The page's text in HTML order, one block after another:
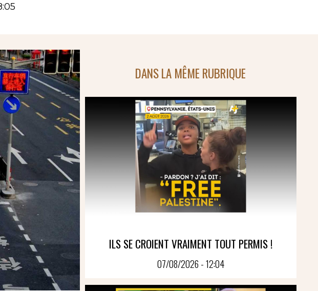
DANS LA MÊME RUBRIQUE
ILS SE CROIENT VRAIMENT TOUT PERMIS !
07/08/2026 - 12:04